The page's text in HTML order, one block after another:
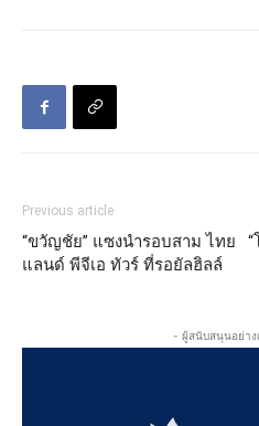
Previous article
“ขวัญชัย” แซงนำรอบสาม ไทย
แลนด์ พีจีเอ ทัวร์ ที่รอยัลฮิลล์
- ผู้สนับสนุนอย่าง